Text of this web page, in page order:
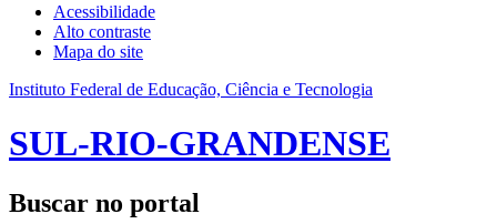
Acessibilidade
Alto contraste
Mapa do site
Instituto Federal de Educação, Ciência e Tecnologia
SUL-RIO-GRANDENSE
Buscar no portal